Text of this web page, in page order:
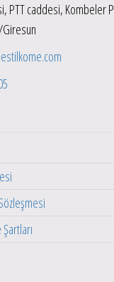
PTT caddesi, Kombeler